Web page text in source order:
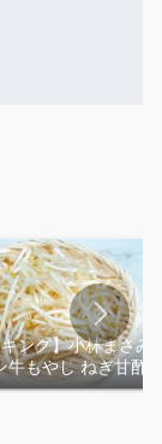
ング】小林まさみ
牛もやし ねぎ甘酢